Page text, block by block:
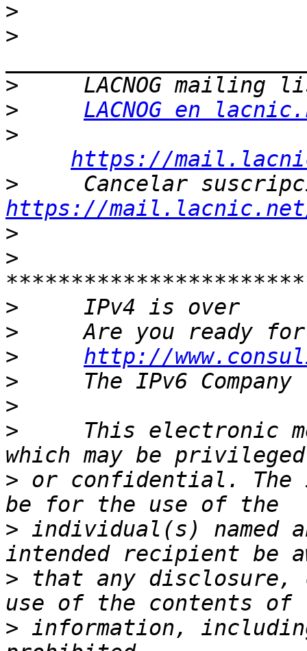
>
>
>
>
LACNOG en
>
https://
>
https://mail.lacnic.net/
>
>
>
>
>
http://
>
>
>
This electronic
> or confidential. The
> individual(s) named
> that any
> information,